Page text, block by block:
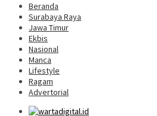
Beranda
Surabaya Raya
Jawa Timur
Ekbis
Nasional
Manca
Lifestyle
Ragam
Advertorial